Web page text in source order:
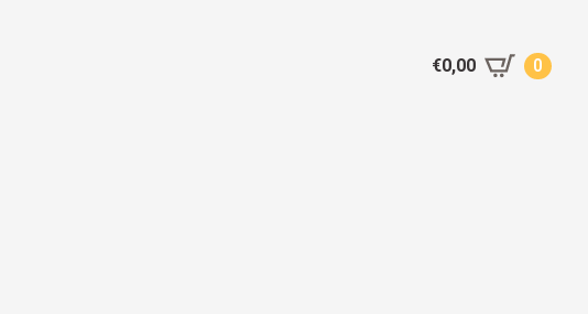
€0,00 0